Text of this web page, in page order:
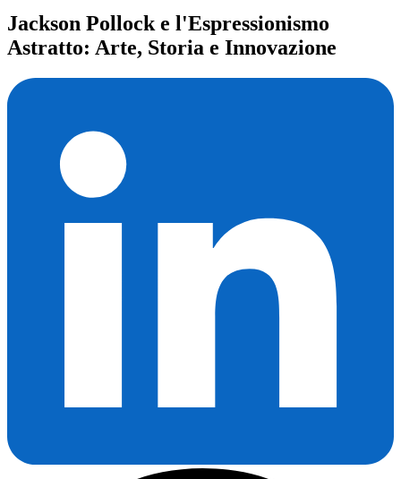
Jackson Pollock e l'Espressionismo
Astratto: Arte, Storia e Innovazione